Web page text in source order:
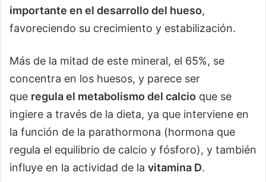
importante en el desarrollo del hueso,
favoreciendo su crecimiento y estabilización.
Más de la mitad de este mineral, el 65%, se
concentra en los huesos, y parece ser
que regula el metabolismo del calcio que se
ingiere a través de la dieta, ya que interviene en
la función de la parathormona (hormona que
regula el equilibrio de calcio y fósforo), y también
influye en la actividad de la vitamina D.